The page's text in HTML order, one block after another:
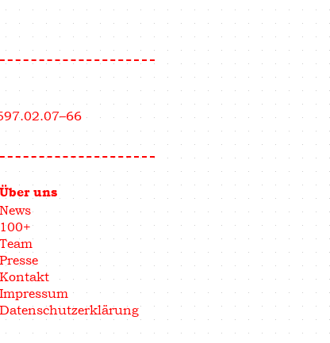
Über uns
News
100+
Team
Presse
Kontakt
Impressum
Datenschutzerklärung